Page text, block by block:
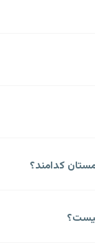
کدامند؟